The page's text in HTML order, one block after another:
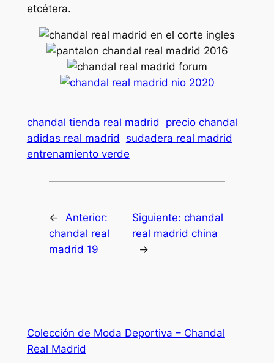
etcétera.
chandal tienda real madrid
precio chandal
adidas real madrid
sudadera real madrid
entrenamiento verde
←
Anterior:
chandal real
madrid 19
Siguiente: chandal
real madrid china
→
Colección de Moda Deportiva – Chandal
Real Madrid